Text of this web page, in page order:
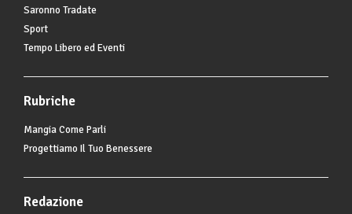
Saronno Tradate
Sport
Tempo Libero ed Eventi
Rubriche
Mangia Come Parli
Progettiamo Il Tuo Benessere
Redazione